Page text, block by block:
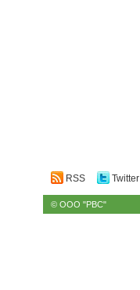
RSS Twitter
© ООО "РВС"